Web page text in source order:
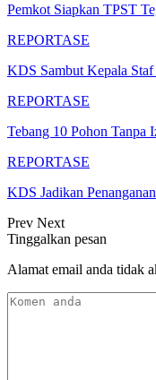
Pemkot Siapkan TPST
REPORTASE
KDS Sambut Kepala
REPORTASE
Tebang 10 Pohon
REPORTASE
KDS Jadikan
Prev Next
Tinggalkan pesan
Alamat email anda tidak